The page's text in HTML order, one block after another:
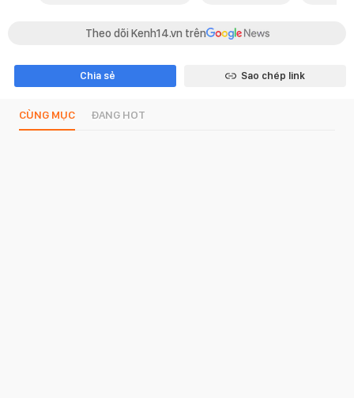
Theo dõi Kenh14.vn trên
Chia sẻ Sao chép link
CÙNG MỤC ĐANG HOT